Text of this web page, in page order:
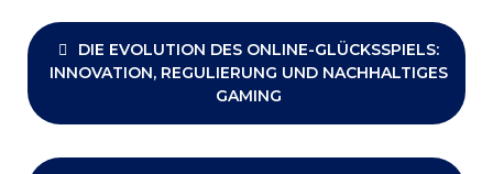
Post
navigation
DIE EVOLUTION DES ONLINE-GLÜCKSSPIELS:
INNOVATION, REGULIERUNG UND NACHHALTIGES
GAMING